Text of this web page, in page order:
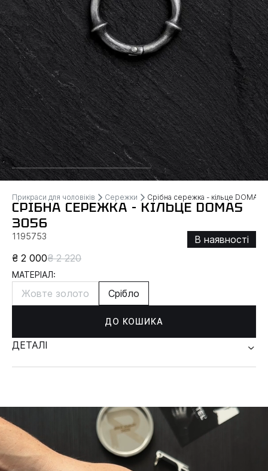
Прикраси для чоловіків Сережки Срібна сережка - кільце DOMAS
СРІБНА СЕРЕЖКА - КІЛЬЦЕ DOMAS
3056
1195753
В наявності
₴ 2 000₴ 2 220
МАТЕРІАЛ:
Жовте золото Срібло
ДО КОШИКА
ДЕТАЛІ